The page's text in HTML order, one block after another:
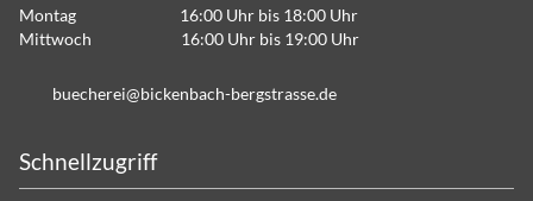
Montag 16:00 Uhr bis 18:00 Uhr
Mittwoch 16:00 Uhr bis 19:00 Uhr
b ch r b ck nb ch-b rgstr ss d
Schnellzugriff